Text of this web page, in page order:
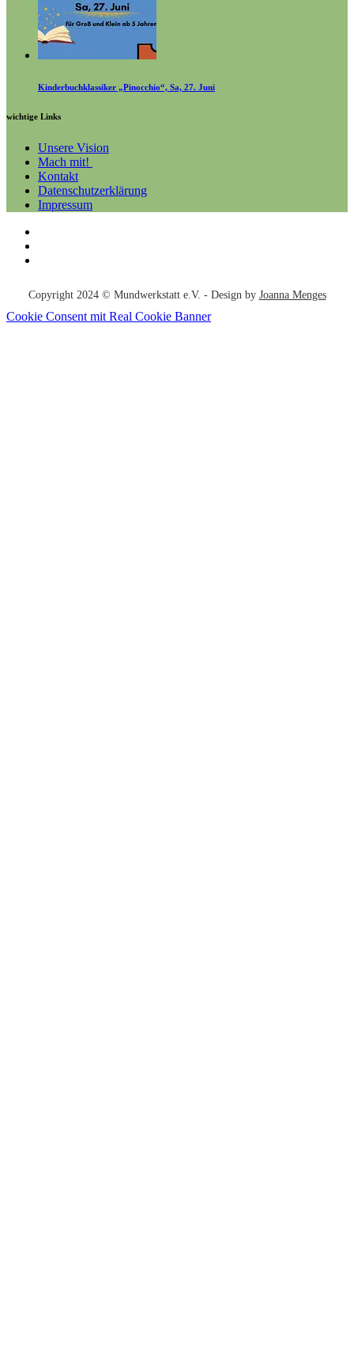
Kinderbuchklassiker „Pinocchio“, Sa, 27. Juni
wichtige Links
Unsere Vision
Mach mit!
Kontakt
Datenschutzerklärung
Impressum
Copyright 2024 © Mundwerkstatt e.V. - Design by Joanna Menges
Cookie Consent mit Real Cookie Banner